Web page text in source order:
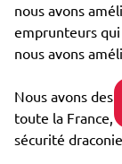
nous avons
emprunteurs
nous avons
Nous avons des
toute la France,
sécurité